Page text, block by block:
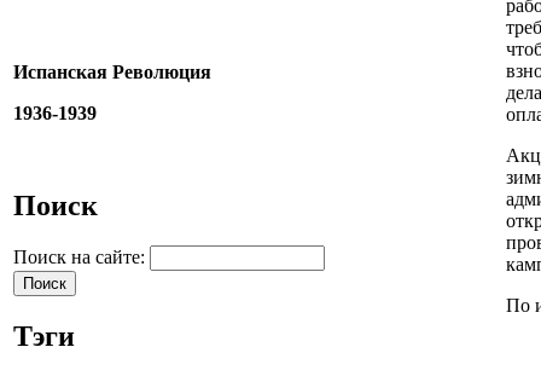
Испанская Революция
1936-1939
Поиск
Поиск на сайте:
Тэги
По